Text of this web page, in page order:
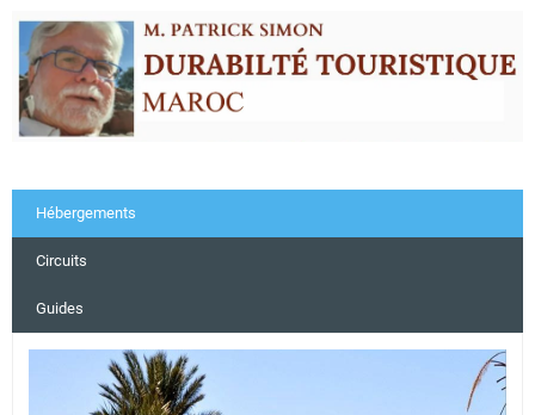
Hébergements
Circuits
Guides